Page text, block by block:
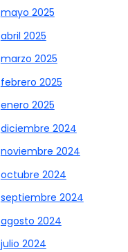
mayo 2025
abril 2025
marzo 2025
febrero 2025
enero 2025
diciembre 2024
noviembre 2024
octubre 2024
septiembre 2024
agosto 2024
julio 2024